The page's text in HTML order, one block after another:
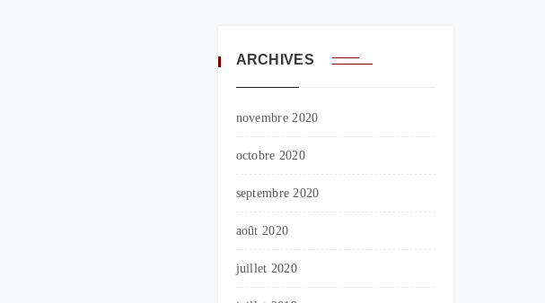
ARCHIVES
novembre 2020
octobre 2020
septembre 2020
août 2020
juillet 2020